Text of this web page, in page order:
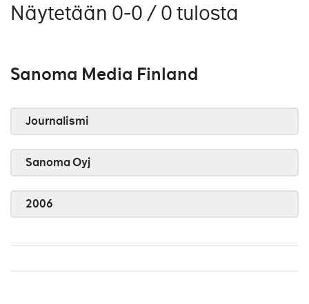
Näytetään 0-0 / 0 tulosta
Sanoma Media Finland
Journalismi
Sanoma Oyj
2006